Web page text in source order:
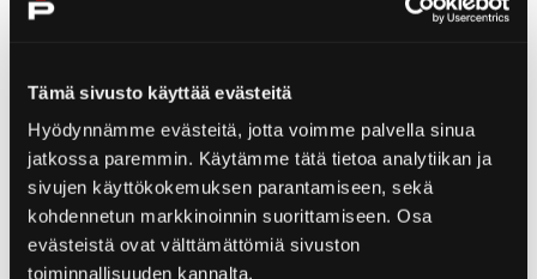
Tämä sivusto käyttää evästeitä
Hyödynnämme evästeitä, jotta voimme palvella sinua
jatkossa paremmin. Käytämme tätä tietoa analytiikan ja
sivujen käyttökokemuksen parantamiseen, sekä
kohdennetun markkinoinnin suorittamiseen. Osa
evästeistä ovat välttämättömiä sivuston
toiminnallisuuden kannalta.